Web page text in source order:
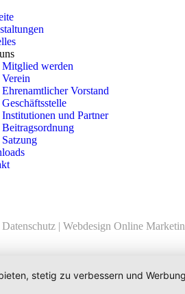
Mitglied werden
Verein
Ehrenamtlicher Vorstand
Geschäftsstelle
Institutionen und Partner
Beitragsordnung
Satzung
Datenschutz | Webdesign Online
stetig zu verbessern und